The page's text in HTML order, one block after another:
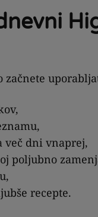
več dni vnaprej,
poljubno
recepte.